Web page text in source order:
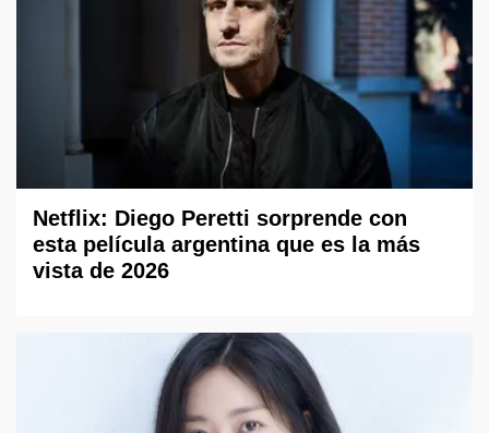
Netflix: Diego Peretti sorprende con
esta película argentina que es la más
vista de 2026